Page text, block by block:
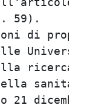
delle
della
e
21